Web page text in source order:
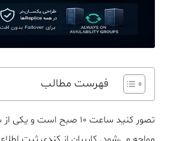
فهرست مطالب
تصور کنید ساعت ۱۰